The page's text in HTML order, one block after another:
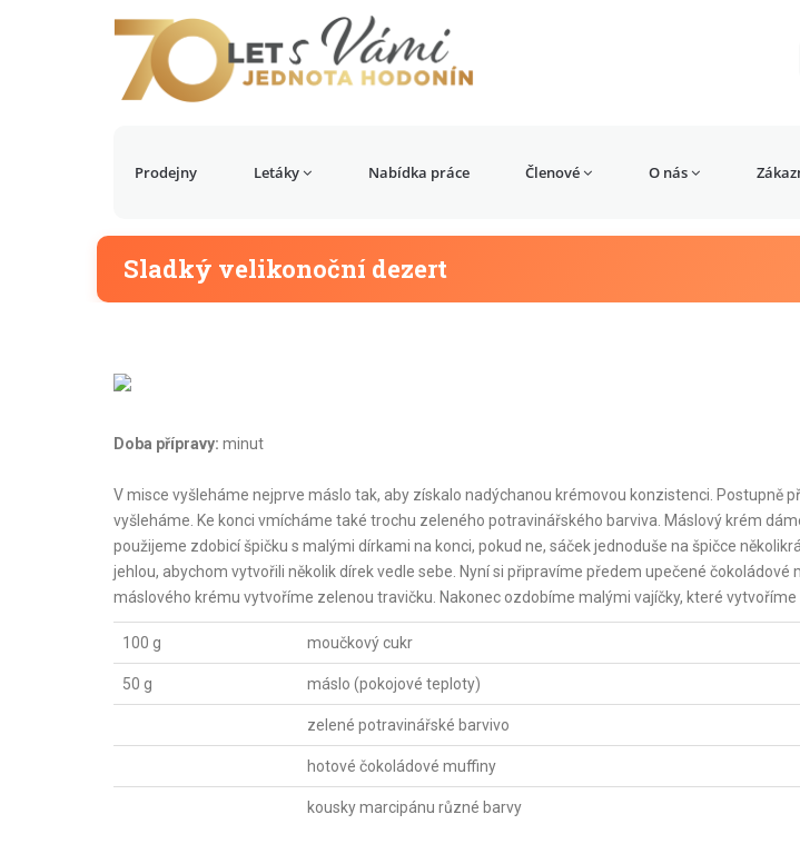
Prodejny Letáky Nabídka práce Členové O nás
Sladký velikonoční dezert
Doba přípravy: minut
V misce vyšleháme nejprve máslo tak, aby získalo nadýchanou krémovou konzistenci. Postupně
vyšleháme. Ke konci vmícháme také trochu zeleného potravinářského barviva. Máslový krém
použijeme zdobicí špičku s malými dírkami na konci, pokud ne, sáček jednoduše na špičce
jehlou, abychom vytvořili několik dírek vedle sebe. Nyní si připravíme předem upečené čokoládové
máslového krému vytvoříme zelenou travičku. Nakonec ozdobíme malými vajíčky, které vytvoříme
100 g moučkový cukr
50 g máslo (pokojové teploty)
zelené potravinářské barvivo
hotové čokoládové muffiny
kousky marcipánu různé barvy